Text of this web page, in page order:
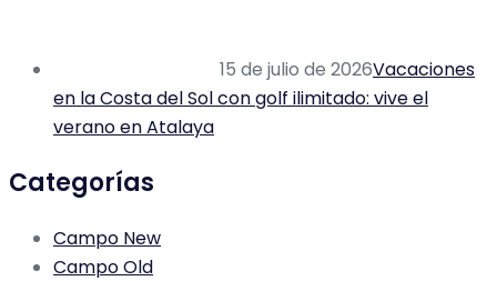
15 de julio de 2026Vacaciones
en la Costa del Sol con golf ilimitado: vive el
verano en Atalaya
Categorías
Campo New
Campo Old